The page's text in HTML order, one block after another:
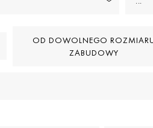
OD DOWOLNEGO
ZABUDOWY